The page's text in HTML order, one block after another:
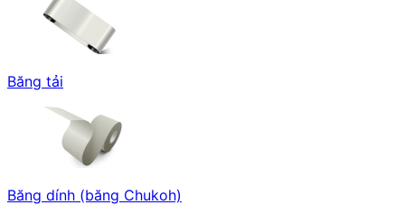
Băng tải
Băng dính (băng Chukoh)